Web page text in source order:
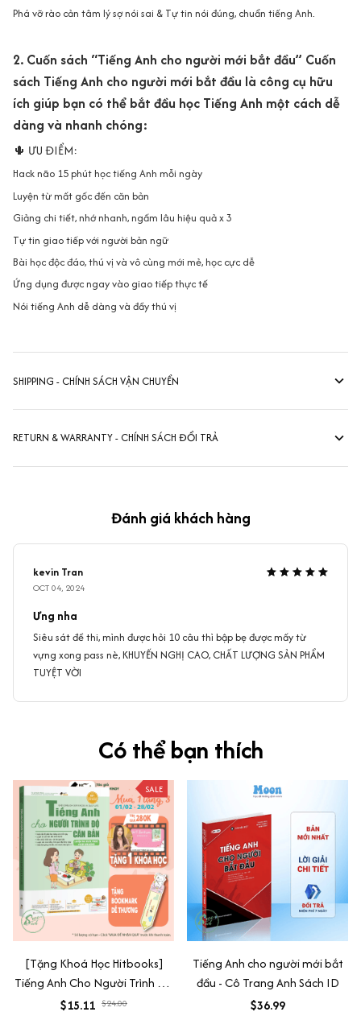
Phá vỡ rào cản tâm lý sợ nói sai & Tự tin nói đúng, chuẩn tiếng Anh.
2. Cuốn sách “Tiếng Anh cho người mới bắt đầu” Cuốn
sách Tiếng Anh cho người mới bắt đầu là công cụ hữu
ích giúp bạn có thể bắt đầu học Tiếng Anh một cách dễ
dàng và nhanh chóng:
🌵 ƯU ĐIỂM:
Hack não 15 phút học tiếng Anh mỗi ngày
Luyện từ mất gốc đến căn bản
Giảng chi tiết, nhớ nhanh, ngấm lâu hiệu quả x 3
Tự tin giao tiếp với người bản ngữ
Bài học độc đáo, thú vị và vô cùng mới mẻ, học cực dễ
Ứng dụng được ngay vào giao tiếp thực tế
Nói tiếng Anh dễ dàng và đầy thú vị
SHIPPING - CHÍNH SÁCH VẬN CHUYỂN
RETURN & WARRANTY - CHÍNH SÁCH ĐỔI TRẢ
Đánh giá khách hàng
kevin Tran
OCT 04, 2024
Ưng nha
Siêu sát đề thi, mình được hỏi 10 câu thì bập bẹ được mấy từ
vựng xong pass nè, KHUYẾN NGHỊ CAO, CHẤT LƯỢNG SẢN PHẨM
TUYỆT VỜI
Có thể bạn thích
SALE
[Tặng Khoá Học Hitbooks]
Tiếng Anh Cho Người Trình Độ
Căn Bản
$15.11 $24.00
Tiếng Anh cho người mới bắt
đầu - Cô Trang Anh Sách ID
$36.99